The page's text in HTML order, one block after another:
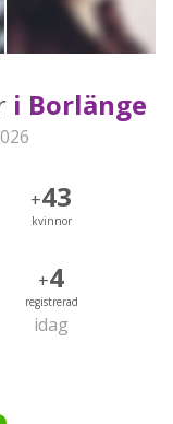
i Borlänge
+43
kvinnor
+4
registrerad
idag